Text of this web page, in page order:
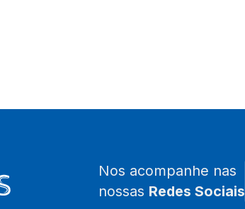
Nos acompanhe nas
nossas Redes Sociais